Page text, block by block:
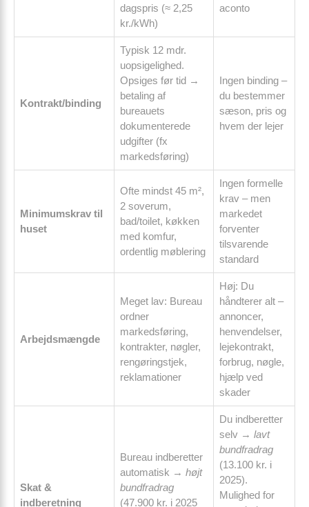
dagspris (≈ 2,25
kr./kWh)
aconto
Kontrakt/binding
Typisk 12 mdr.
uopsigelighed.
Opsiges før tid →
betaling af
bureauets
dokumenterede
udgifter (fx
markedsføring)
Ingen binding –
du bestemmer
sæson, pris og
hvem der lejer
Minimumskrav til
huset
Ofte mindst 45 m²,
2 soverum,
bad/toilet, køkken
med komfur,
ordentlig møblering
Ingen formelle
krav – men
markedet
forventer
tilsvarende
standard
Arbejdsmængde
Meget lav: Bureau
ordner
markedsføring,
kontrakter, nøgler,
rengøringstjek,
reklamationer
Høj: Du
håndterer alt –
annoncer,
henvendelser,
lejekontrakt,
forbrug, nøgle,
hjælp ved
skader
Skat &
indberetning
Bureau indberetter
automatisk → højt
bundfradrag
(47.900 kr. i 2025
Du indberetter
selv → lavt
bundfradrag
(13.100 kr. i
2025).
Mulighed for